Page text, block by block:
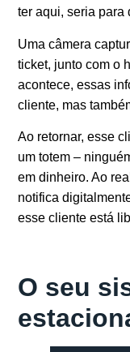
ter aqui, seria para
Uma câmera
ticket, junto com o
acontece, essas
cliente, mas
Ao retornar, esse
um totem –
em dinheiro. Ao
notifica
esse cliente está
O seu